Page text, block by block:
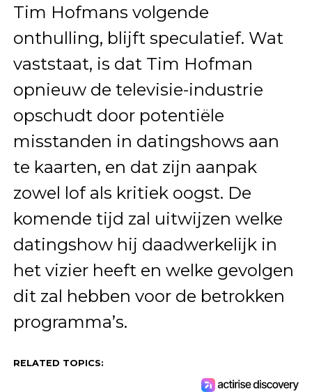
Tim Hofmans volgende
onthulling, blijft speculatief. Wat
vaststaat, is dat Tim Hofman
opnieuw de televisie-industrie
opschudt door potentiële
misstanden in datingshows aan
te kaarten, en dat zijn aanpak
zowel lof als kritiek oogst. De
komende tijd zal uitwijzen welke
datingshow hij daadwerkelijk in
het vizier heeft en welke gevolgen
dit zal hebben voor de betrokken
programma’s.
RELATED TOPICS: